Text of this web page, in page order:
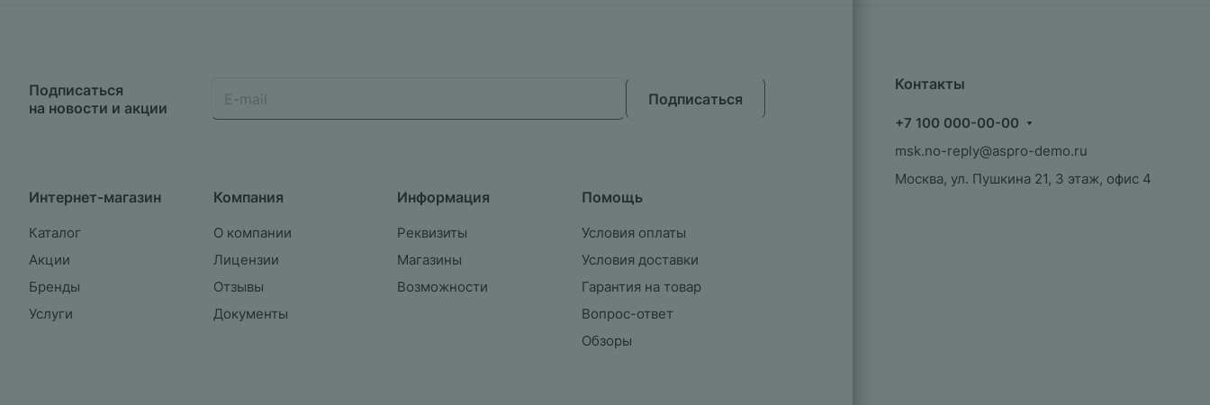
Подписаться
на новости и акции
Подписаться
Интернет-магазин
Каталог
Акции
Бренды
Услуги
Компания
О компании
Лицензии
Отзывы
Документы
Информация
Реквизиты
Магазины
Возможности
Помощь
Условия оплаты
Условия доставки
Гарантия на товар
Вопрос-ответ
Обзоры
Контакты
+7 100 000-00-00
msk.no-reply@aspro-demo.ru
Москва, ул. Пушкина 21, 3 этаж, офис 4